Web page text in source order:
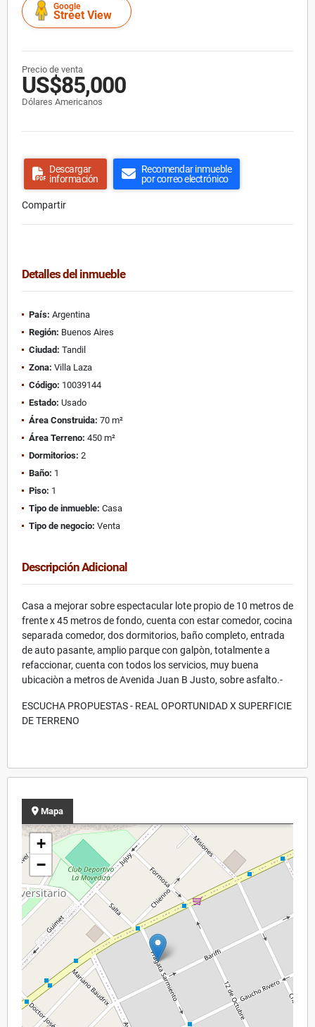
Google
Street View
Precio de venta
US$85,000
Dólares Americanos
Descargar
información
Recomendar inmueble
por correo electrónico
Compartir
Detalles del inmueble
País: Argentina
Región: Buenos Aires
Ciudad: Tandil
Zona: Villa Laza
Código: 10039144
Estado: Usado
Área Construida: 70 m²
Área Terreno: 450 m²
Dormitorios: 2
Baño: 1
Piso: 1
Tipo de inmueble: Casa
Tipo de negocio: Venta
Descripción Adicional
Casa a mejorar sobre espectacular lote propio de 10 metros de
frente x 45 metros de fondo, cuenta con estar comedor, cocina
separada comedor, dos dormitorios, baño completo, entrada
de auto pasante, amplio parque con galpòn, totalmente a
refaccionar, cuenta con todos los servicios, muy buena
ubicaciòn a metros de Avenida Juan B Justo, sobre asfalto.-
ESCUCHA PROPUESTAS - REAL OPORTUNIDAD X SUPERFICIE
DE TERRENO
Mapa
+
−